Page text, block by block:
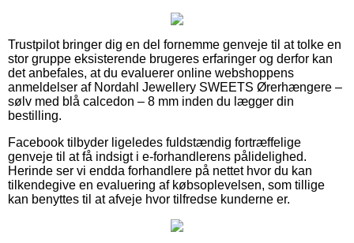
Trustpilot bringer dig en del fornemme genveje til at tolke en
stor gruppe eksisterende brugeres erfaringer og derfor kan
det anbefales, at du evaluerer online webshoppens
anmeldelser af Nordahl Jewellery SWEETS Ørerhængere –
sølv med blå calcedon – 8 mm inden du lægger din
bestilling.
Facebook tilbyder ligeledes fuldstændig fortræffelige
genveje til at få indsigt i e-forhandlerens pålidelighed.
Herinde ser vi endda forhandlere på nettet hvor du kan
tilkendegive en evaluering af købsoplevelsen, som tillige
kan benyttes til at afveje hvor tilfredse kunderne er.